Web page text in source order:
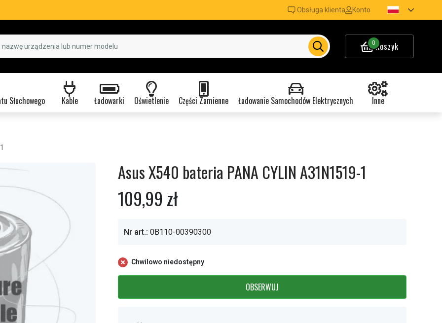
Obsługa klienta Konto
0Koszyk
Słuchowego Kable Ładowarki Oświetlenie Części Zamienne Ładowanie Samochodów Elektrycznych Inne
Asus X540 bateria PANA CYLIN A31N1519-1
109,99 zł
Nr art.: 0B110-00390300
Chwilowo niedostępny
OBSERWUJ